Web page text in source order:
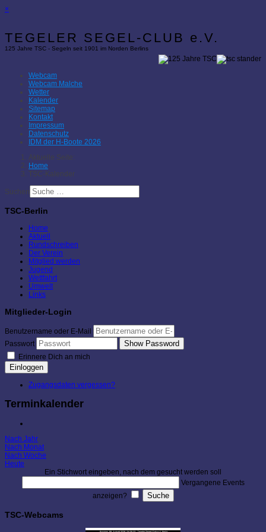
×
TEGELER SEGEL-CLUB e.V.
125 Jahre TSC - Segeln seit 1901 im Norden Berlins
Webcam
Webcam Malche
Wetter
Kalender
Sitemap
Kontakt
Impressum
Datenschutz
IDM der H-Boote 2026
Aktuelle Seite:
Home
TSC-Kalender
Suchen
TSC-Berlin
Home
Aktuell
Rundschreiben
Der Verein
Mitglied werden
Jugend
Wettfahrt
Umwelt
Links
Mitglieder-Login
Benutzername oder E-Mail
Passwort
Show Password
Erinnere Dich an mich
Einloggen
Zugangsdaten vergessen?
Terminkalender
Nach Jahr
Nach Monat
Nach Woche
Heute
Ein Stichwort eingeben, nach dem gesucht werden soll
Vergangene Events
anzeigen?
TSC-Webcams